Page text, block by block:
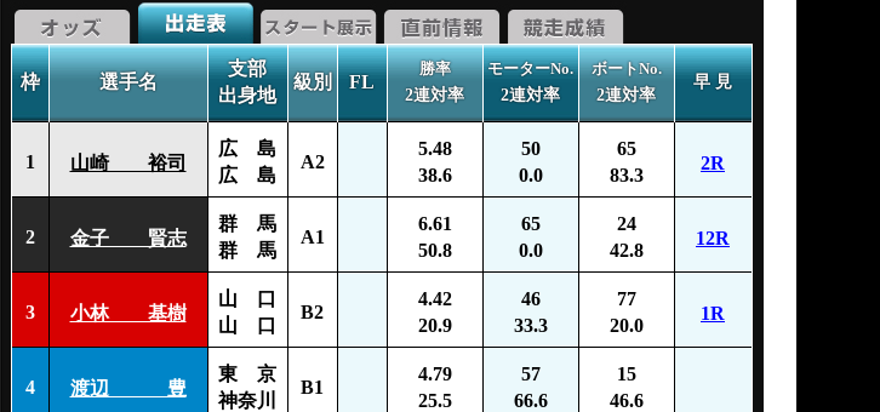
枠 選手名
支部
出身地
級別 FL
勝率
2連対率
モーターNo.
2連対率
ボートNo.
2連対率
早 見
1 山崎 裕司
広 島
広 島
A2
5.48
38.6
50
0.0
65
83.3
2R
2 金子 賢志
群 馬
群 馬
A1
6.61
50.8
65
0.0
24
42.8
12R
3 小林 基樹
山 口
山 口
B2
4.42
20.9
46
33.3
77
20.0
1R
4 渡辺 豊
東 京
神奈川
B1
4.79
25.5
57
66.6
15
46.6